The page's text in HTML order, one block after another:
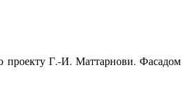
проекту Г.-И. Маттарнови. Фасадом